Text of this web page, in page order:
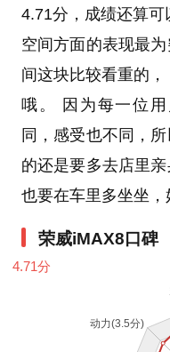
4.71分，成绩还算
空间方面的表现最
间这块比较看重的
哦。 因为每一位
同，感受也不同，
的还是要多去店里
也要在车里多坐坐，
荣威iMAX8口碑
4.71分